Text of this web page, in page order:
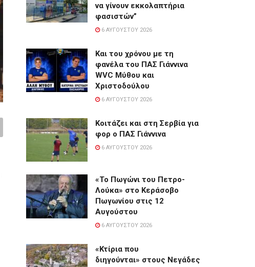
να γίνουν εκκολαπτήρια
φασιστών”
6 ΑΥΓΟΎΣΤΟΥ 2026
Και του χρόνου με τη
φανέλα του ΠΑΣ Γιάννινα
WVC Μύθου και
Χριστοδούλου
6 ΑΥΓΟΎΣΤΟΥ 2026
Κοιτάζει και στη Σερβία για
φορ ο ΠΑΣ Γιάννινα
6 ΑΥΓΟΎΣΤΟΥ 2026
«Το Πωγώνι του Πετρο-
Λούκα» στο Κεράσοβο
Πωγωνίου στις 12
Αυγούστου
6 ΑΥΓΟΎΣΤΟΥ 2026
«Κτίρια που
διηγούνται» στους Νεγάδες